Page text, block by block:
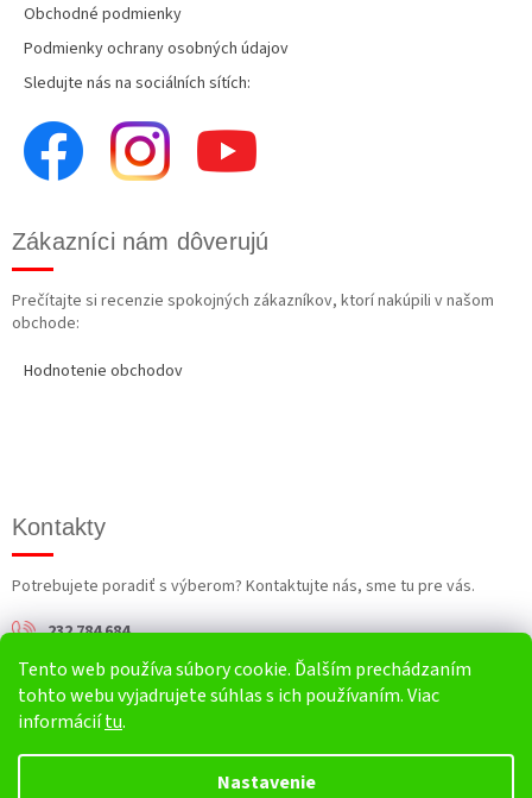
Tento web používa súbory cookie. Ďalším prechádzaním
tohto webu vyjadrujete súhlas s ich používaním. Viac
informáciítu.
Nastavenie
Obchodné podmienky
Podmienky ochrany osobných údajov
Sledujte nás na sociálních sítích:
Zákazníci nám dôverujú
Prečítajte si recenzie spokojných zákazníkov, ktorí nakúpili v našom
obchode:
Hodnotenie obchodov
Kontakty
Potrebujete poradiť s výberom? Kontaktujte nás, sme tu pre vás.
232 784 684
info@harv.sk